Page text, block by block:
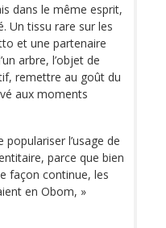
dans le même esprit,
Un tissu rare sur les
et une partenaire
arbre, l’objet de
remettre au goût du
aux moments
populariser l’usage de
parce que bien
façon continue, les
en Obom, »